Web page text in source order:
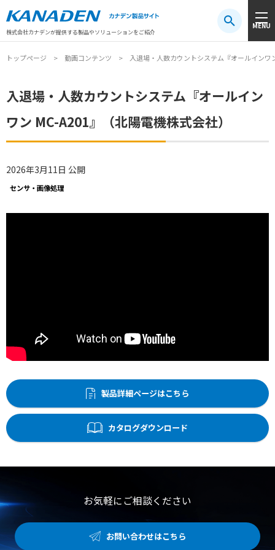
株式会社カナデンが提供する製品やソリューションをご紹介
MENU
注目キーワード#振動センサ#AGV #防爆#アシストスーツ
トップページ 動画コンテンツ 入退場・人数カウントシステム『オールイン
入退場・人数カウントシステム『オールイン
ワン MC-A201』（北陽電機株式会社）
2026年3月11日 公開
センサ・画像処理
製品詳細ページはこちら
カタログダウンロード
お気軽にご相談ください
お問い合わせはこちら